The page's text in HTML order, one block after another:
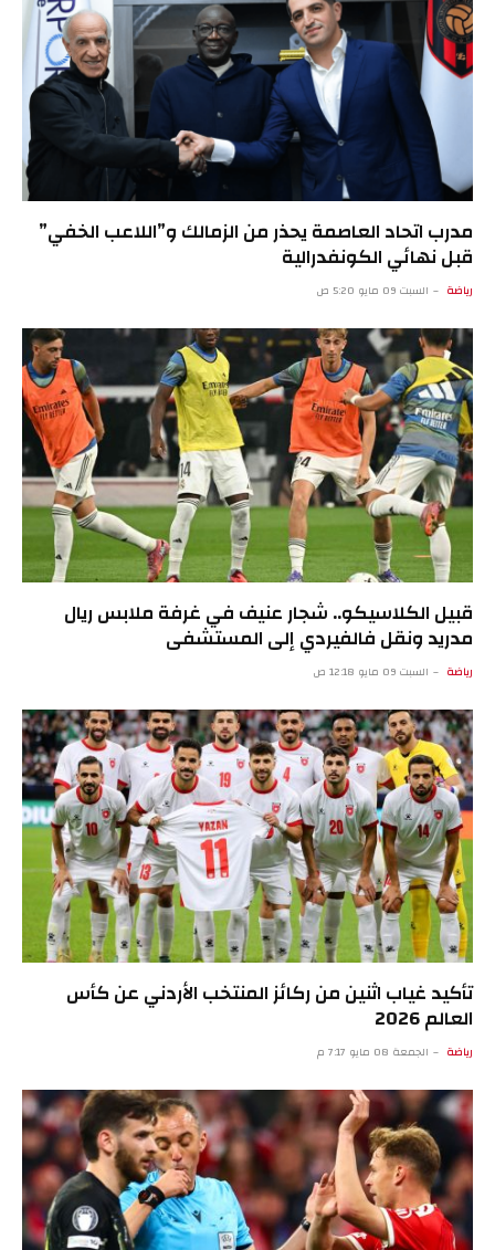
مدرب اتحاد العاصمة يحذر من الزمالك و”اللاعب الخفي”
قبل نهائي الكونفدرالية
رياضة السبت 09 مايو 5:20 ص
قبيل الكلاسيكو.. شجار عنيف في غرفة ملابس ريال
مدريد ونقل فالفيردي إلى المستشفى
رياضة السبت 09 مايو 12:18 ص
تأكيد غياب اثنين من ركائز المنتخب الأردني عن كأس
العالم 2026
رياضة الجمعة 08 مايو 7:17 م